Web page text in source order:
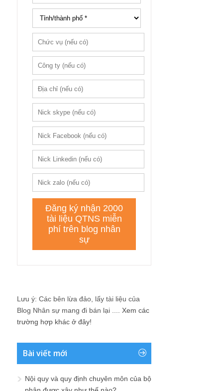
Lưu ý: Các bên lừa đảo, lấy tài liệu của
Blog Nhân sự mang đi bán lại .... Xem các
trường hợp khác ở đây!
Bài viết mới
Nội quy và quy định chuyên môn của bộ